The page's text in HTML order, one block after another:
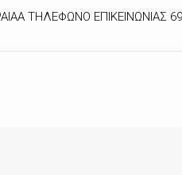
THΛEΦΩNO EΠIKEINΩNIAΣ